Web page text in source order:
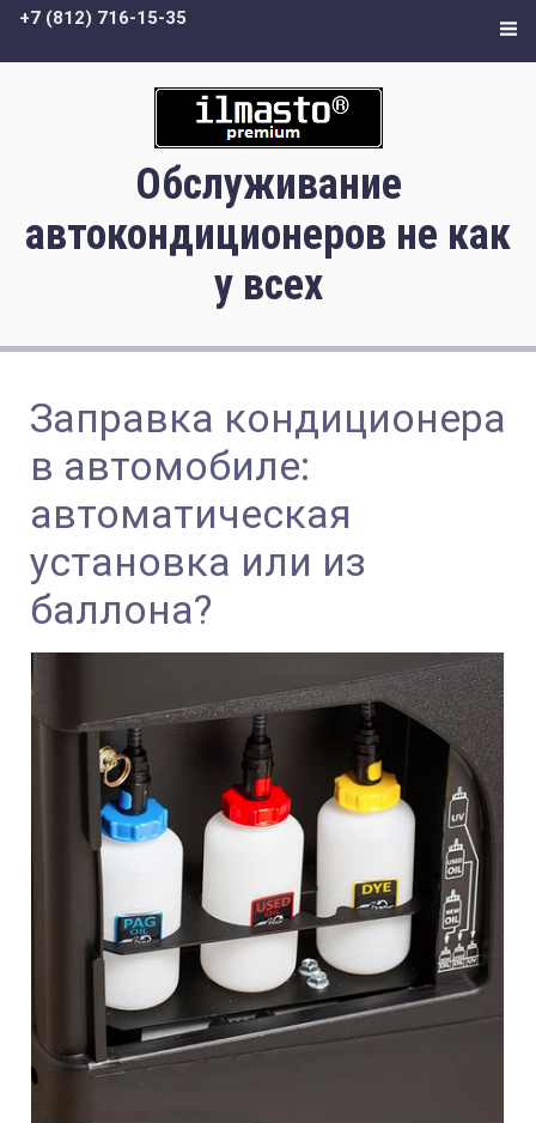
+7 (812) 716-15-35
Обслуживание
автокондиционеров не как
у всех
Заправка кондиционера
в автомобиле:
автоматическая
установка или из
баллона?